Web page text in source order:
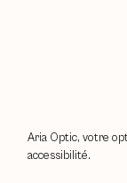
Aria Optic, votre
accessibilité.